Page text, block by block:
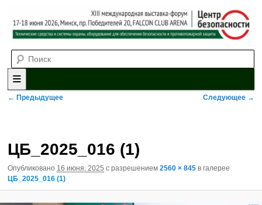
XII международная выставка-
форум «Центр безопасности»
систем охраны, оборудования для обеспечения безопасности и
противопожарной защиты. 4-5 июня 2025, Минск, пр. Победителей,
20
Главное меню
Перейти к основному содержимому
Перейти к дополнительному содержимому
Навигация по изображениям
← Предыдущее Следующее →
ЦБ_2025_016 (1)
Опубликовано 16 июня, 2025 с разрешением 2560 × 845 в галерее
ЦБ_2025_016 (1)